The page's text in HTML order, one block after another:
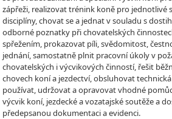
zápřeži, realizovat trénink koně pro jednotlivé
disciplíny, chovat se a jednat v souladu s
odborné poznatky při chovatelských
spřežením, prokazovat píli, svědomitost,
jednání, samostatně plnit pracovní úkoly v
chovatelských i výcvikových činností, řešit
chovech koní a jezdectví, obsluhovat
používat, udržovat a opravovat vhodné
výcvik koní, jezdecké a vozatajské soutěže a
předepsanou dokumentaci a evidenci.